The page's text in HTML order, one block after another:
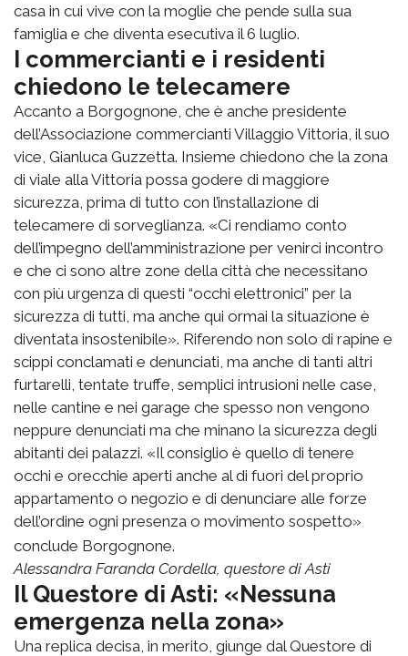
casa in cui vive con la moglie che pende sulla sua
famiglia e che diventa esecutiva il 6 luglio.
I commercianti e i residenti
chiedono le telecamere
Accanto a Borgognone, che è anche presidente
dell’Associazione commercianti Villaggio Vittoria, il suo
vice, Gianluca Guzzetta. Insieme chiedono che la zona
di viale alla Vittoria possa godere di maggiore
sicurezza, prima di tutto con l’installazione di
telecamere di sorveglianza. «Ci rendiamo conto
dell’impegno dell’amministrazione per venirci incontro
e che ci sono altre zone della città che necessitano
con più urgenza di questi “occhi elettronici” per la
sicurezza di tutti, ma anche qui ormai la situazione è
diventata insostenibile». Riferendo non solo di rapine e
scippi conclamati e denunciati, ma anche di tanti altri
furtarelli, tentate truffe, semplici intrusioni nelle case,
nelle cantine e nei garage che spesso non vengono
neppure denunciati ma che minano la sicurezza degli
abitanti dei palazzi. «Il consiglio è quello di tenere
occhi e orecchie aperti anche al di fuori del proprio
appartamento o negozio e di denunciare alle forze
dell’ordine ogni presenza o movimento sospetto»
conclude Borgognone.
Alessandra Faranda Cordella, questore di Asti
Il Questore di Asti: «Nessuna
emergenza nella zona»
Una replica decisa, in merito, giunge dal Questore di